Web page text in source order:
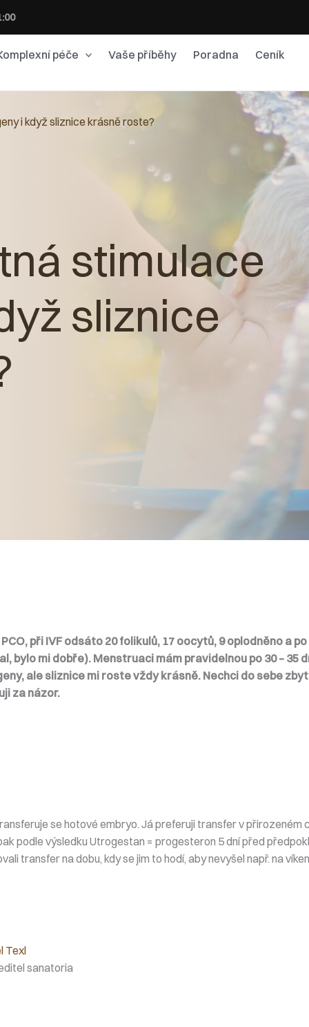
péče Vaše příběhy Poradna Ceník
stimulace
sliznice
i když sliznice krásně roste?
při IVF odsáto 20 folikulů, 17 oocytů, 9 oplodněno a
bylo mi dobře). Menstruaci mám pravidelnou po 30 – 35
ale sliznice mi roste vždy krásně. Nechci do sebe
za názor.
se hotové embryo. Já preferuji transfer v přirozeném
podle výsledku Utrogestan = progesteron 5 dní před
transfer na dobu, kdy se jim to hodí, aby nevyšel např. na
Texl
sanatoria